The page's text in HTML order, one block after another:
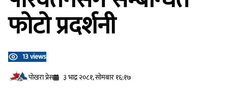
फोटो प्रदर्शनी
13 views
प‍ोखरा प्रेस
३ भाद्र २०८१, सोमबार १६:१७